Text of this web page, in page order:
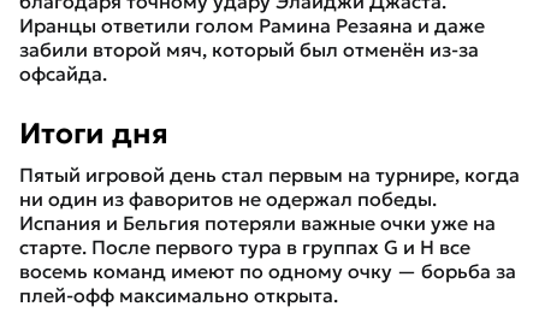
Иранцы ответили голом Рамина Резаяна и даже
забили второй мяч, который был отменён из-за
офсайда.
Итоги дня
Пятый игровой день стал первым на турнире, когда
ни один из фаворитов не одержал победы.
Испания и Бельгия потеряли важные очки уже на
старте. После первого тура в группах G и H все
восемь команд имеют по одному очку — борьба за
плей-офф максимально открыта.